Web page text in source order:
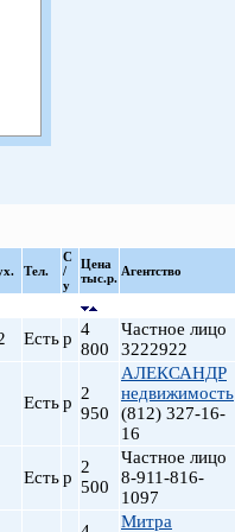
Тел.
С
/
у
Цена
тыс.р. Агентство
Естьр 4
800
Частное лицо
3222922
Естьр 2
950
АЛЕКСАНДР
недвижимость
(812) 327-16-
16
Естьр
2
500
Частное лицо
8-911-816-
1097
Митра